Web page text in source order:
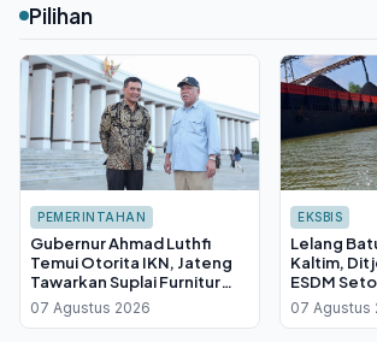
Pilihan
PEMERINTAHAN
Gubernur Ahmad Luthfi
Temui Otorita IKN, Jateng
Tawarkan Suplai Furnitur
Hingga Insentif Fiskal
07 Agustus 2026
EKSBIS
Lelang
Kaltim,
ESDM
Kas
07 Agustus